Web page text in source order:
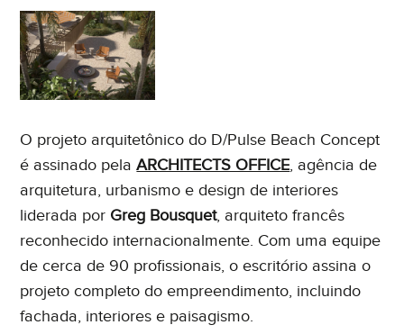
O projeto arquitetônico do D/Pulse Beach Concept
é assinado pelaARCHITECTS OFFICE, agência de
arquitetura, urbanismo e design de interiores
liderada por Greg Bousquet, arquiteto francês
reconhecido internacionalmente. Com uma equipe
de cerca de 90 profissionais, o escritório assina o
projeto completo do empreendimento, incluindo
fachada, interiores e paisagismo.